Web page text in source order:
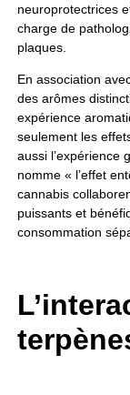
neuroprotectrices
charge de
plaques.
En association
des arômes
expérience
seulement les
aussi l’expérience
nomme « l’effet
cannabis
puissants et
consommation